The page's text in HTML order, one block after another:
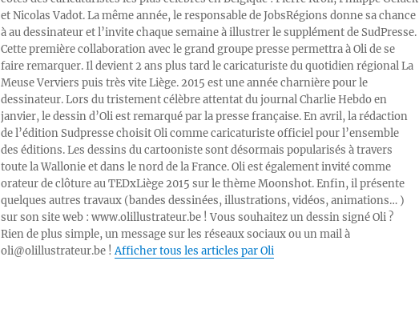
et Nicolas Vadot. La même année, le responsable de JobsRégions donne sa chance
à au dessinateur et l’invite chaque semaine à illustrer le supplément de SudPresse.
Cette première collaboration avec le grand groupe presse permettra à Oli de se
faire remarquer. Il devient 2 ans plus tard le caricaturiste du quotidien régional La
Meuse Verviers puis très vite Liège. 2015 est une année charnière pour le
dessinateur. Lors du tristement célèbre attentat du journal Charlie Hebdo en
janvier, le dessin d’Oli est remarqué par la presse française. En avril, la rédaction
de l’édition Sudpresse choisit Oli comme caricaturiste officiel pour l’ensemble
des éditions. Les dessins du cartooniste sont désormais popularisés à travers
toute la Wallonie et dans le nord de la France. Oli est également invité comme
orateur de clôture au TEDxLiège 2015 sur le thème Moonshot. Enfin, il présente
quelques autres travaux (bandes dessinées, illustrations, vidéos, animations… )
sur son site web : www.olillustrateur.be ! Vous souhaitez un dessin signé Oli ?
Rien de plus simple, un message sur les réseaux sociaux ou un mail à
oli@olillustrateur.be !Afficher tous les articles par Oli